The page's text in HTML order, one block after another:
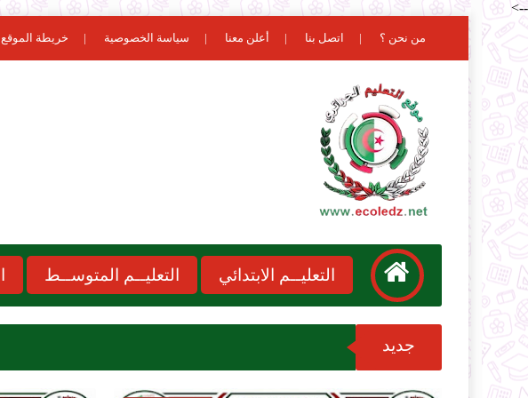
-->
من نحن ؟ اتصل بنا أعلن معنا سياسة الخصوصية خريطة الموقع
التعليــم الابتدائي التعليــم المتوســط
جديد